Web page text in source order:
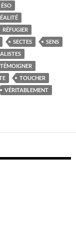
ÉSO
RÉFUGIER
SECTES
SENS
TÉMOIGNER
TOUCHER
VÉRITABLEMENT